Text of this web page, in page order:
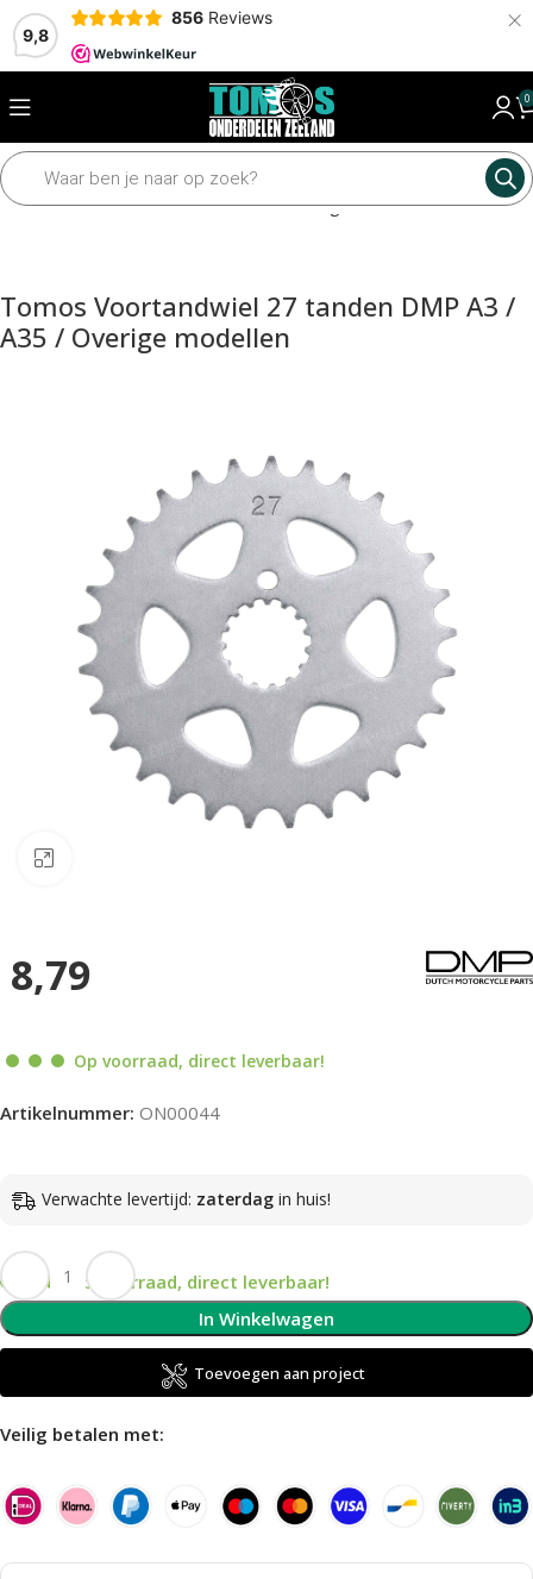
9,8
856 Reviews ×
0
Home Mechanisch Tandwielen en kettingen Voortandwielen
Tomos Voortandwiel 27 tanden DMP A3 /
A35 / Overige modellen
8,79
Op voorraad, direct leverbaar!
Artikelnummer: ON00044
Verwachte levertijd: zaterdag in huis!
Op voorraad, direct leverbaar!
In Winkelwagen
Toevoegen aan project
Veilig betalen met: